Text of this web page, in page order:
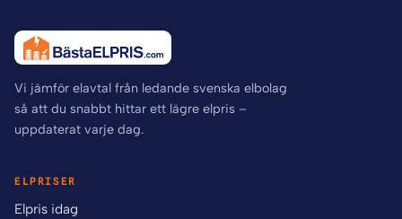
Vi jämför elavtal från ledande svenska elbolag
så att du snabbt hittar ett lägre elpris –
uppdaterat varje dag.
ELPRISER
Elpris idag